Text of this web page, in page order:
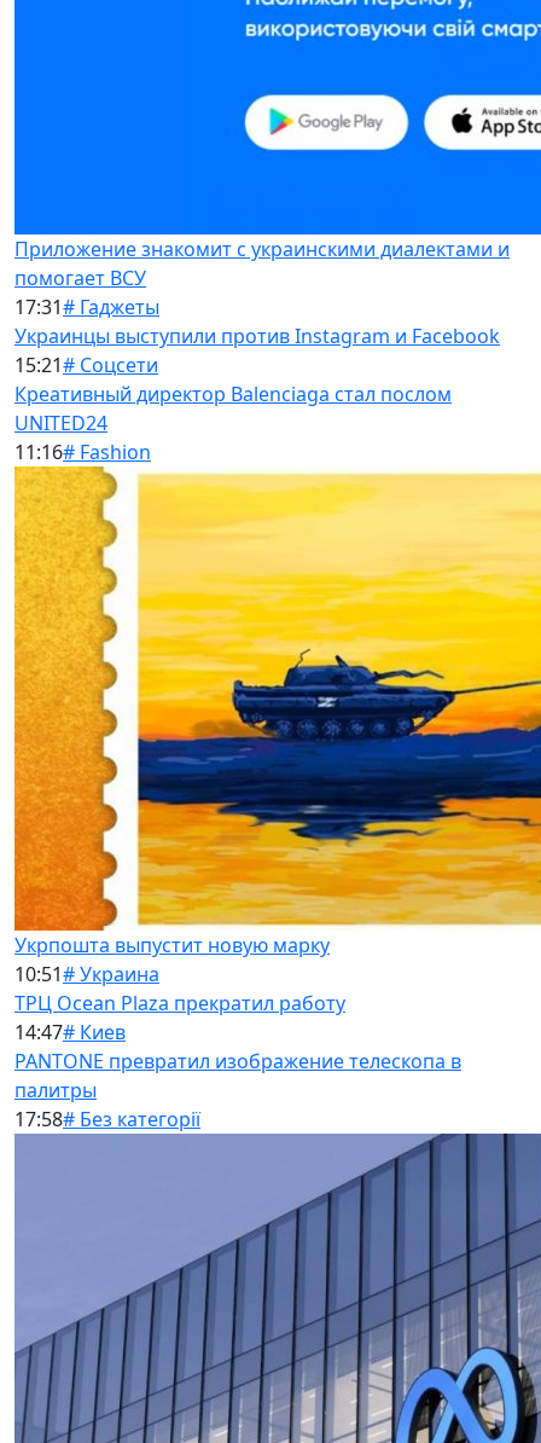
Приложение знакомит с украинскими диалектами и
помогает ВСУ
17:31# Гаджеты
Украинцы выступили против Instagram и Facebook
15:21# Соцсети
Креативный директор Balenciaga стал послом
UNITED24
11:16# Fashion
Укрпошта выпустит новую марку
10:51# Украина
ТРЦ Ocean Plaza прекратил работу
14:47# Киев
PANTONE превратил изображение телескопа в
палитры
17:58# Без категорії